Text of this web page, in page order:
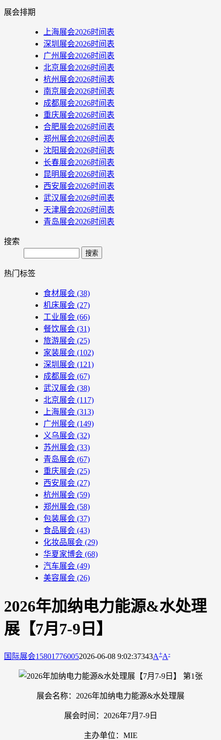
展会排期
上海展会2026时间表
深圳展会2026时间表
广州展会2026时间表
北京展会2026时间表
杭州展会2026时间表
南京展会2026时间表
成都展会2026时间表
重庆展会2026时间表
合肥展会2026时间表
郑州展会2026时间表
沈阳展会2026时间表
长春展会2026时间表
昆明展会2026时间表
西安展会2026时间表
武汉展会2026时间表
天津展会2026时间表
青岛展会2026时间表
搜索
Search
热门标签
食材展会 (38)
机床展会 (27)
工业展会 (66)
餐饮展会 (31)
旅游展会 (25)
家装展会 (102)
深圳展会 (121)
成都展会 (67)
武汉展会 (38)
北京展会 (117)
上海展会 (313)
广州展会 (149)
义乌展会 (32)
苏州展会 (33)
青岛展会 (67)
重庆展会 (25)
西安展会 (27)
杭州展会 (59)
郑州展会 (58)
包装展会 (37)
食品展会 (43)
化妆品展会 (29)
华夏家博会 (68)
汽车展会 (49)
美容展会 (26)
2026年加纳电力能源&水处理
展【7月7-9日】
国际展会158017760052026-06-08 9:02:37343A+A-
展会名称：2026年加纳电力能源&水处理展
展会时间：2026年7月7-9日
主办单位：MIE